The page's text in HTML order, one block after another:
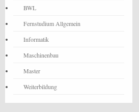
BWL
Fernstudium Allgemein
Informatik
Maschinenbau
Master
Weiterbildung